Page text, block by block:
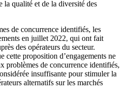
la qualité et de la diversité des
de concurrence identifiés, les
en juillet 2022, qui ont fait
des opérateurs du secteur.
cette proposition d’engagements ne
problèmes de concurrence identifiés,
insuffisante pour stimuler la
alternatifs sur les marchés